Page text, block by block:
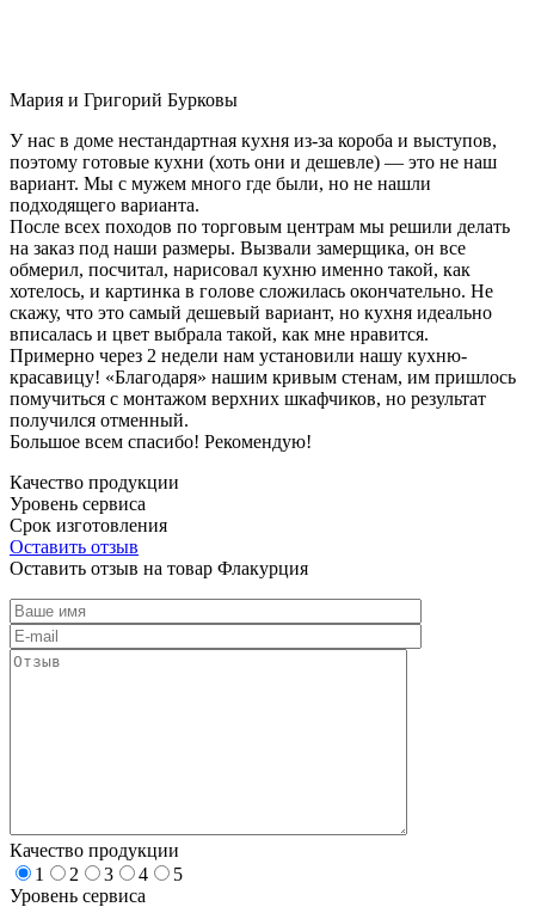
Мария и Григорий Бурковы
У нас в доме нестандартная кухня из-за короба и выступов,
поэтому готовые кухни (хоть они и дешевле) — это не наш
вариант. Мы с мужем много где были, но не нашли
подходящего варианта.
После всех походов по торговым центрам мы решили делать
на заказ под наши размеры. Вызвали замерщика, он все
обмерил, посчитал, нарисовал кухню именно такой, как
хотелось, и картинка в голове сложилась окончательно. Не
скажу, что это самый дешевый вариант, но кухня идеально
вписалась и цвет выбрала такой, как мне нравится.
Примерно через 2 недели нам установили нашу кухню-
красавицу! «Благодаря» нашим кривым стенам, им пришлось
помучиться с монтажом верхних шкафчиков, но результат
получился отменный.
Большое всем спасибо! Рекомендую!
Качество продукции
Уровень сервиса
Срок изготовления
Оставить отзыв
Оставить отзыв на товар Флакурция
Качество продукции
1
2 3 4
5
Уровень сервиса